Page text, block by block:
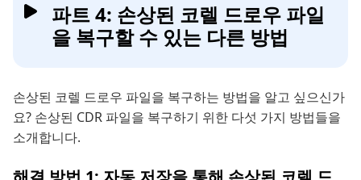
파트 4: 손상된 코렐 드로우 파일
을 복구할 수 있는 다른 방법
손상된 코렐 드로우 파일을 복구하는 방법을 알고 싶으신가
요? 손상된 CDR 파일을 복구하기 위한 다섯 가지 방법들을
소개합니다.